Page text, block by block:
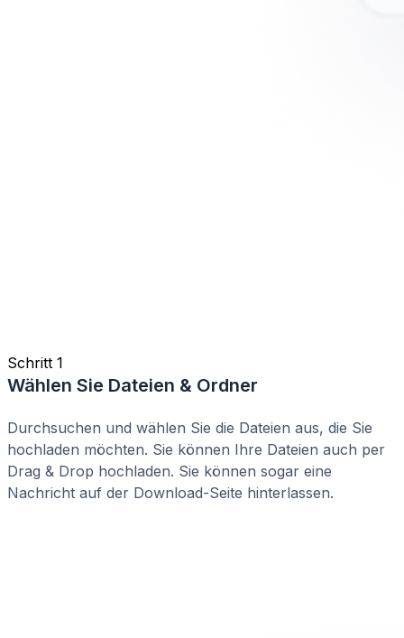
Schritt 1
Wählen Sie Dateien & Ordner
Durchsuchen und wählen Sie die Dateien aus, die Sie
hochladen möchten. Sie können Ihre Dateien auch per
Drag & Drop hochladen. Sie können sogar eine
Nachricht auf der Download-Seite hinterlassen.